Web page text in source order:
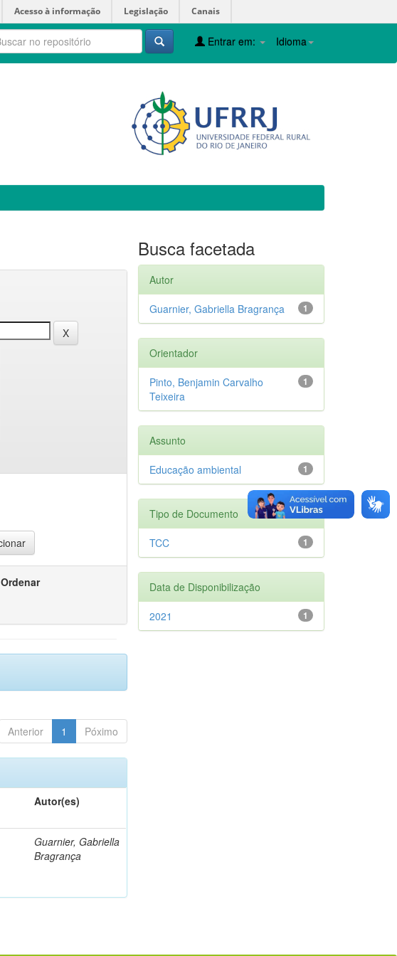
Acesso à informação Legislação Canais
Idioma
Entrar em:
Ordenar
Anterior 1 Póximo
Autor(es)
Guarnier, Gabriella
Bragrança
Busca facetada
Autor
1
Guarnier, Gabriella Bragrança
Orientador
1
Pinto, Benjamin Carvalho
Teixeira
Assunto
1
Educação ambiental
Tipo de Documento
1
TCC
Data de Disponibilização
1
2021